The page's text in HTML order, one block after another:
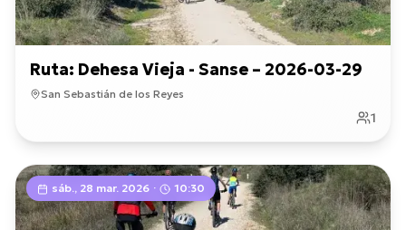
Ruta: Dehesa Vieja - Sanse – 2026-03-29
San Sebastián de los Reyes
1
sáb., 28 mar. 2026 · 10:30